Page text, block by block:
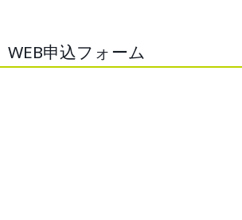
WEB申込フォーム